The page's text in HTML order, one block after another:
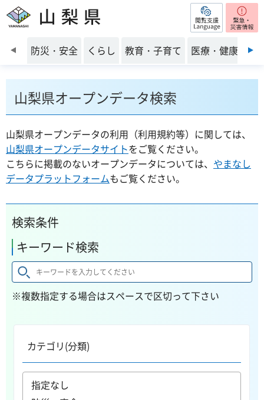
山梨県 閲覧支援
前のスライドを表示
防災・安全 くらし 教育・子育て 医療・健康・福
山梨県オープンデータ検索
山梨県オープンデータの利用（利用規約等）に関しては、
山梨県オープンデータサイトをご覧ください。
こちらに掲載のないオープンデータについては、 やまなし
データプラットフォームもご覧ください。
検索条件
キーワード検索
※複数指定する場合はスペースで区切って下さい
カテゴリ(分類)